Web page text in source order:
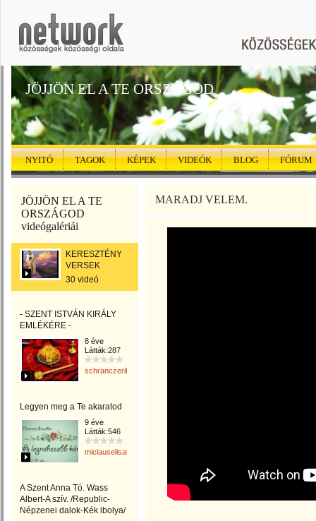
JÖJJÖN EL A TE ORSZÁGOD
NYITÓ TAGOK KÉPEK VIDEÓK BLOG FÓRUM
JÖJJÖN EL A TE
ORSZÁGOD
videógalériái
KERESZTÉNY
VERSEK
30 videó
- SZENT ISTVÁN KIRÁLY
EMLÉKÉRE -
8 éve
Látták:287
schranczerika
Legyen meg a Te akaratod
9 éve
Látták:546
miclauselisabeta
A Szent Anna Tó. Wass
Albert-A szív. /Republic-
Népzenei dalok-Kék ibolya/
MARADJ VELEM.